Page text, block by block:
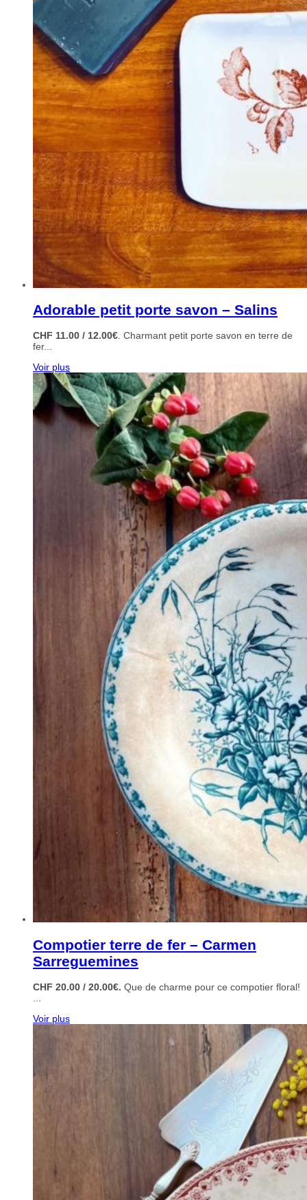
Adorable petit porte savon – Salins
CHF 11.00 / 12.00€. Charmant petit porte savon en terre de
fer...
Voir plus
Compotier terre de fer – Carmen
Sarreguemines
CHF 20.00 / 20.00€. Que de charme pour ce compotier floral!
Voir plus